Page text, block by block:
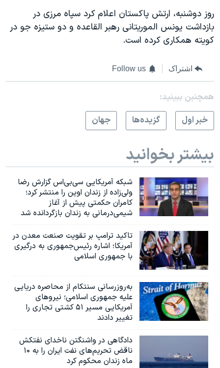
روز دوشنبه، ارتش پاکستان اعلام کرد سپاه مرزی در
بازداشت یونس الموریتانی رهبر القاعده و دو ستیزه جو در
کویته همکاری کرده است.
اشتراک Follow us
همچنبن ببینید:
خبر اول
گزيده‌ها جهان
بیشتر بخوانید
شبکه آمریکایی سی‌بی‌‌اس گزارش رضا
ولی‌زاده از زندان اوین را منتشر کرد؛
کامران حکمتی پیش از آغاز
شیمی‌درمانی به زندان بازگردانده شد
تاکید ترامپ بر تقویت صنعت معدن در
آمریکا؛ اشاره رئیس‌جمهوری به درگیری
با جمهوری اسلامی
به‌روزرسانی سنتکام از محاصره دریایی
علیه جمهوری اسلامی؛ نیروهای
آمریکایی مسیر ۵۱ کشتی تجاری را
تغییر دادند
دادگاهی در واشنگتن ناخدای نفتکش
ناقض تحریم‌های نفت ایران را به ۱۰
ماه زندان محکوم کرد